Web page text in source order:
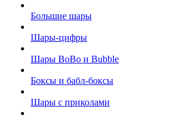
Большие шары
Шары-цифры
Шары BoBo и Bubble
Боксы и бабл-боксы
Шары с приколами